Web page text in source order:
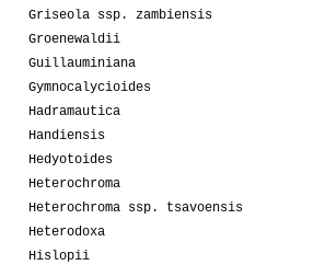
Griseola ssp. zambiensis
Groenewaldii
Guillauminiana
Gymnocalycioides
Hadramautica
Handiensis
Hedyotoides
Heterochroma
Heterochroma ssp. tsavoensis
Heterodoxa
Hislopii